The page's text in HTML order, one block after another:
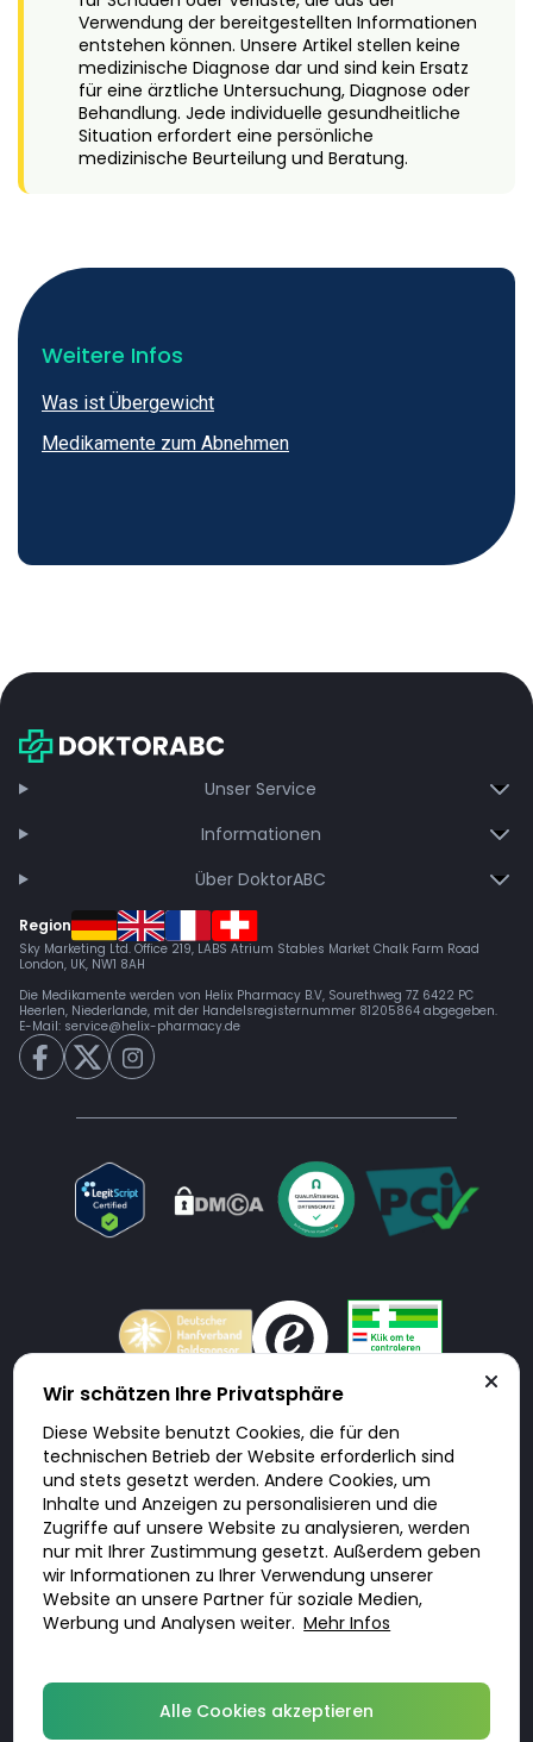
Verwendung der bereitgestellten Informationen
entstehen können. Unsere Artikel stellen keine
medizinische Diagnose dar und sind kein Ersatz
für eine ärztliche Untersuchung, Diagnose oder
Behandlung. Jede individuelle gesundheitliche
Situation erfordert eine persönliche
medizinische Beurteilung und Beratung.
Weitere Infos
Was ist Übergewicht
Medikamente zum Abnehmen
Unser Service
Informationen
Über DoktorABC
Region
Sky Marketing Ltd. Office 219, LABS Atrium Stables Market Chalk Farm Road
London, UK, NW1 8AH
Die Medikamente werden von Helix Pharmacy B.V, Sourethweg 7Z 6422 PC
Heerlen, Niederlande, mit der Handelsregisternummer 81205864 abgegeben.
E-Mail: service@helix-pharmacy.de
Doktorabc.com ist eine Vermittlungsplattform. Doktorabc ist ausdrücklich
keine Internetapotheke. Doktorabc bietet keine Medikamente oder
sonstige Produkte an oder liefert diese. Jegliche Informationen zu
Produkten, Medikamenten und Preisen auf der Internetseite beinhalten
kein Angebot von Doktorabc an Sie. Für die Einhaltung der in Ihrem Land
geltenden Gesetze und sonstigen Rechtsvorschriften sind Sie als Nutzer
selbst verantwortlich. Die Nutzung unseres Services auf Doktorabc durch
Sie erfolgt auf eigenes Risiko und in eigener Verantwortung. Sie erklären,
diese Internetseite aus eigener Initiative zu besuchen und zu nutzen.
Wir schätzen Ihre Privatsphäre
Diese Website benutzt Cookies, die für den
technischen Betrieb der Website erforderlich sind
und stets gesetzt werden. Andere Cookies, um
Inhalte und Anzeigen zu personalisieren und die
Zugriffe auf unsere Website zu analysieren, werden
nur mit Ihrer Zustimmung gesetzt. Außerdem geben
wir Informationen zu Ihrer Verwendung unserer
Website an unsere Partner für soziale Medien,
Werbung und Analysen weiter. Mehr Infos
Alle Cookies akzeptieren